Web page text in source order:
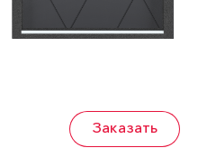
Заказать